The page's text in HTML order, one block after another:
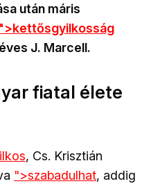
után máris
">kettősgyilkosság
J. Marcell.
fiatal élete
, Cs. Krisztián
">szabadulhat, addig